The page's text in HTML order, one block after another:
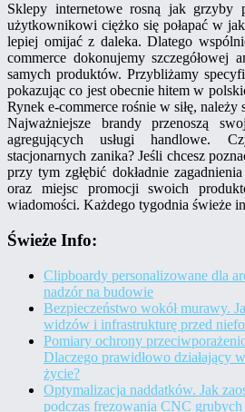
Sklepy internetowe rosną jak grzyby
użytkownikowi ciężko się połapać w
lepiej omijać z daleka. Dlatego
commerce dokonujemy szczegółowej
samych produktów. Przybliżamy
pokazując co jest obecnie hitem w
Rynek e-commerce rośnie w siłę, należy
Najważniejsze brandy przenoszą
agregujących usługi handlowe.
stacjonarnych zanika? Jeśli chcesz
przy tym zgłębić dokładnie
oraz miejsc promocji swoich
wiadomości. Każdego tygodnia świeże
Świeże Info:
Clipboardy personalizowane dla
nadzór na budowie
Bezpieczeństwo wokół murawy.
widzów i infrastrukturę przed
Pomiary ochrony
Dlaczego prawidłowo działający
życie?
Optymalizacja naddatków. Jak
podczas frezowania CNC